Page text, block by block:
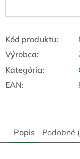
Kód produktu:
Výrobca:
Kategória:
EAN:
Popis Podobné